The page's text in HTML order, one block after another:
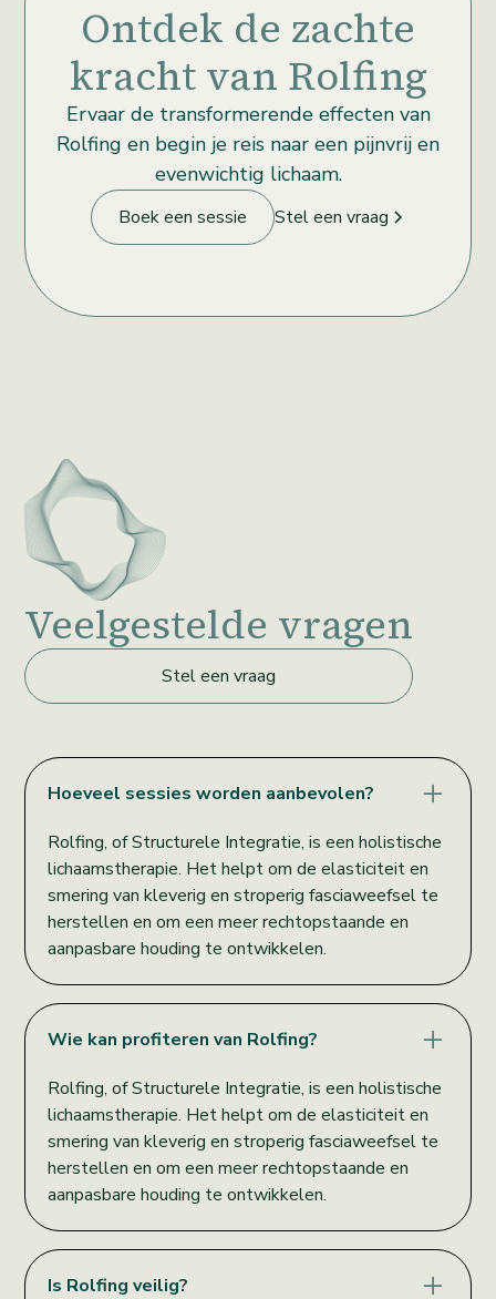
Ontdek de zachte
kracht van Rolfing
Ervaar de transformerende effecten van
Rolfing en begin je reis naar een pijnvrij en
evenwichtig lichaam.
Boek een sessie Stel een vraag
Veelgestelde vragen
Stel een vraag
Hoeveel sessies worden aanbevolen?
Rolfing, of Structurele Integratie, is een holistische
lichaamstherapie. Het helpt om de elasticiteit en
smering van kleverig en stroperig fasciaweefsel te
herstellen en om een meer rechtopstaande en
aanpasbare houding te ontwikkelen.
Wie kan profiteren van Rolfing?
Rolfing, of Structurele Integratie, is een holistische
lichaamstherapie. Het helpt om de elasticiteit en
smering van kleverig en stroperig fasciaweefsel te
herstellen en om een meer rechtopstaande en
aanpasbare houding te ontwikkelen.
Is Rolfing veilig?